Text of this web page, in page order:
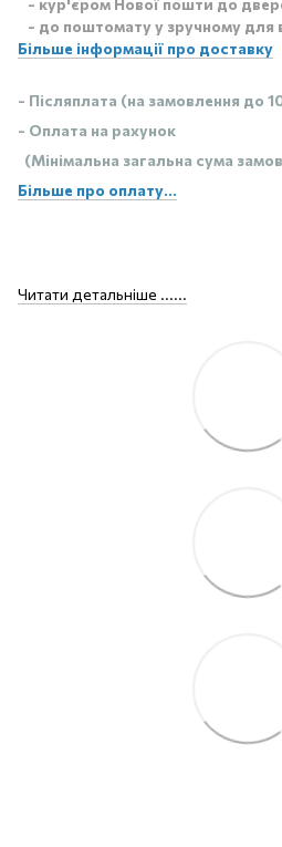
- до поштомату у зручному для
Більше інформації про доставку
- Післяплата (на замовлення до
- Оплата на рахунок
(Мінімальна загальна сума
Більше про оплату...
Читати детальніше ......